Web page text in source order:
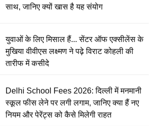
साथ, जानिए क्यों खास है यह संयोग
युवाओं के लिए मिसाल हैं... सेंटर ऑफ एक्सीलेंस के
मुखिया वीवीएस लक्ष्मण ने पढ़े विराट कोहली की
तारीफ में कसीदे
Delhi School Fees 2026: दिल्ली में मनमानी
स्कूल फीस लेने पर लगी लगाम, जानिए क्या हैं नए
नियम और पेरेंट्स को कैसे मिलेगी राहत